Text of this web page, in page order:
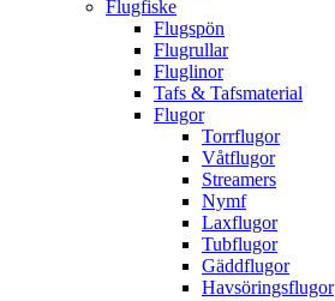
Flugfiske
Flugspön
Flugrullar
Fluglinor
Tafs & Tafsmaterial
Flugor
Torrflugor
Våtflugor
Streamers
Nymf
Laxflugor
Tubflugor
Gäddflugor
Havsöringsflugor